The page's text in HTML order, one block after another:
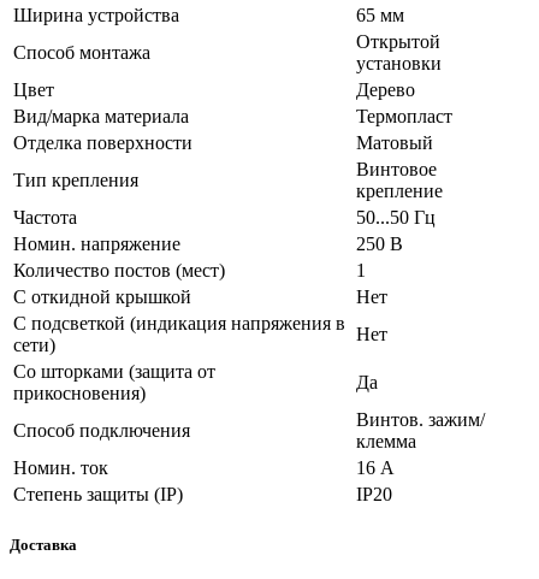
Ширина устройства
65 мм
Способ монтажа
Открытой
установки
Цвет
Дерево
Вид/марка материала
Термопласт
Отделка поверхности
Матовый
Тип крепления
Винтовое
крепление
Частота
50...50 Гц
Номин. напряжение
250 В
Количество постов (мест)
1
С откидной крышкой
Нет
С подсветкой (индикация напряжения в
сети)
Нет
Со шторками (защита от
прикосновения)
Да
Способ подключения
Винтов. зажим/
клемма
Номин. ток
16 А
Степень защиты (IP)
IP20
Доставка